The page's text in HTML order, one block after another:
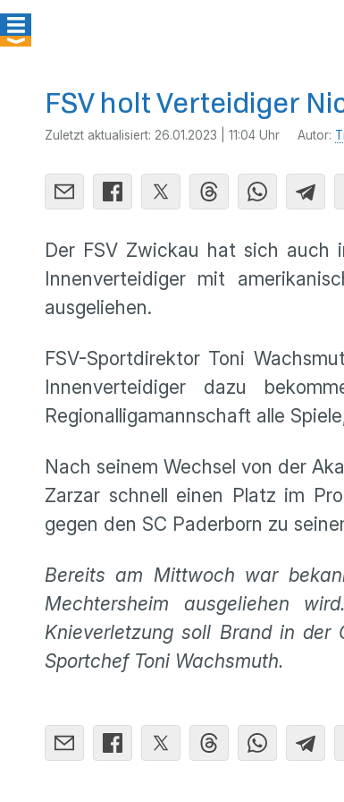
FSV holt Verteidiger
Zuletzt aktualisiert: 26.01.2023 | 11:04 Uhr Autor:
Der FSV Zwickau hat sich auch
Innenverteidiger mit
ausgeliehen.
FSV-Sportdirektor Toni
Innenverteidiger dazu
Regionalligamannschaft alle
Nach seinem Wechsel von der
Zarzar schnell einen Platz im
gegen den SC Paderborn zu
Bereits am Mittwoch war
Mechtersheim ausgeliehen
Knieverletzung soll Brand in der
Sportchef Toni Wachsmuth.